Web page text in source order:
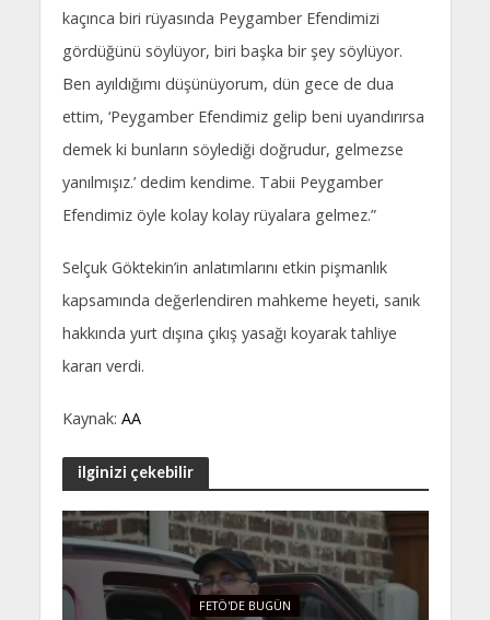
kaçınca biri rüyasında Peygamber Efendimizi
gördüğünü söylüyor, biri başka bir şey söylüyor.
Ben ayıldığımı düşünüyorum, dün gece de dua
ettim, ‘Peygamber Efendimiz gelip beni uyandırırsa
demek ki bunların söylediği doğrudur, gelmezse
yanılmışız.’ dedim kendime. Tabii Peygamber
Efendimiz öyle kolay kolay rüyalara gelmez.”
Selçuk Göktekin’in anlatımlarını etkin pişmanlık
kapsamında değerlendiren mahkeme heyeti, sanık
hakkında yurt dışına çıkış yasağı koyarak tahliye
kararı verdi.
Kaynak: AA
ilginizi çekebilir
FETÖ'DE BUGÜN